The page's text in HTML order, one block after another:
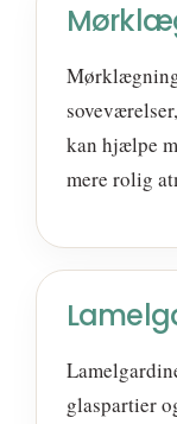
kan hjælpe
mere rolig
glaspartier